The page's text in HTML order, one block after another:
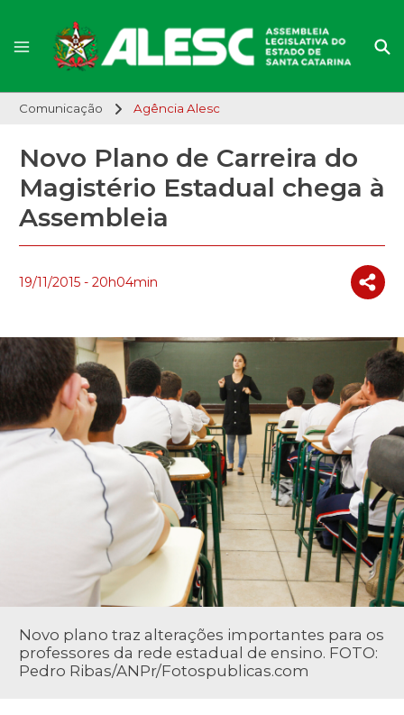
Comunicação Agência Alesc
Novo Plano de Carreira do
Magistério Estadual chega à
Assembleia
19/11/2015 - 20h04min
Novo plano traz alterações importantes para os
professores da rede estadual de ensino. FOTO:
Pedro Ribas/ANPr/Fotospublicas.com